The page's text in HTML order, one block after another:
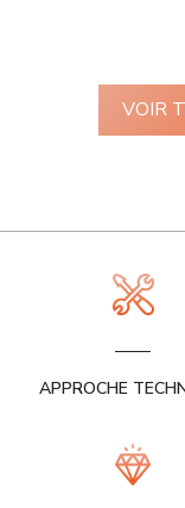
VOIR
APPROCHE